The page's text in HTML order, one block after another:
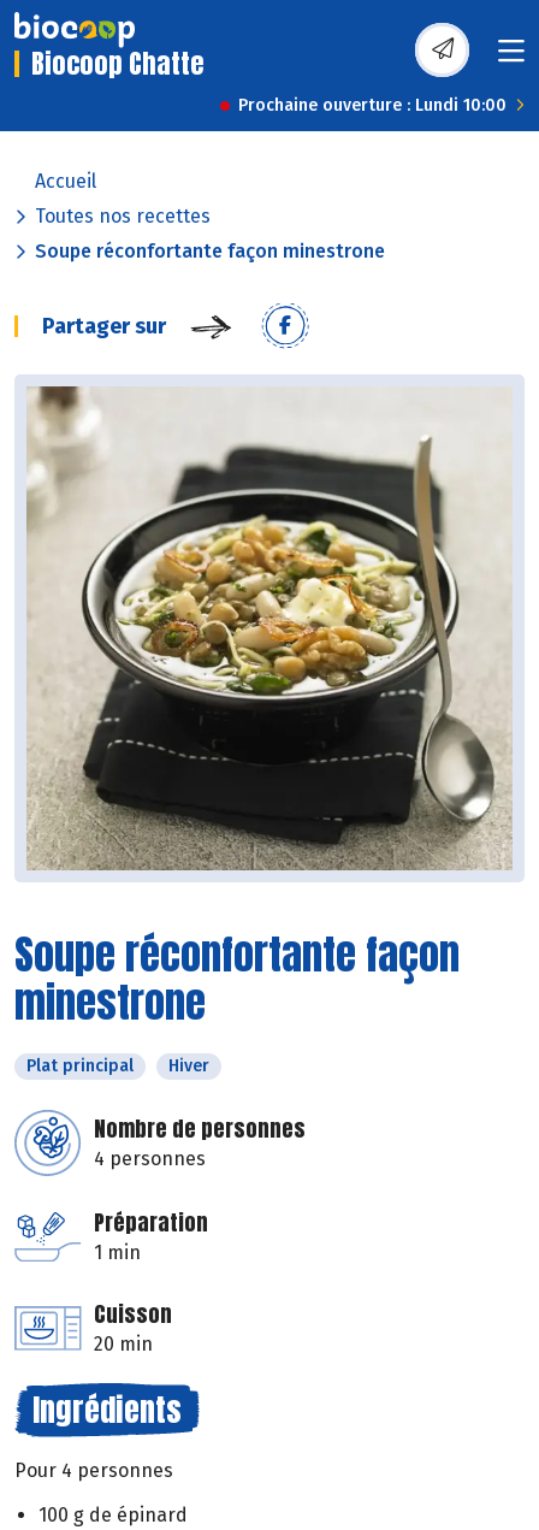
Biocoop Chatte
Prochaine ouverture : Lundi 10:00
Accueil
Toutes nos recettes
Soupe réconfortante façon minestrone
Partager sur
Soupe réconfortante façon
minestrone
Plat principal Hiver
Nombre de personnes
4 personnes
Préparation
1 min
Cuisson
20 min
Ingrédients
Pour 4 personnes
100 g de épinard